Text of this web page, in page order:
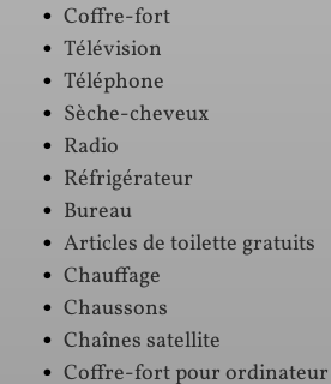
Coffre-fort
Télévision
Téléphone
Sèche-cheveux
Radio
Réfrigérateur
Bureau
Articles de toilette gratuits
Chauffage
Chaussons
Chaînes satellite
Coffre-fort pour